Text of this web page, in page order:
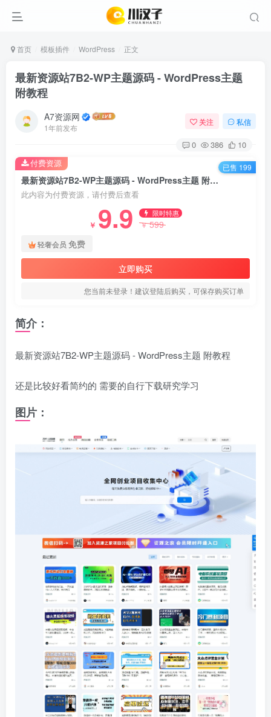
首页 模板插件 WordPress 正文
最新资源站7B2-WP主题源码 - WordPress主题
附教程
A7资源网
1年前发布
关注 私信
0 386 10
最新资源站7B2-WP主题源码 - WordPress主题 附教程
此内容为付费资源，请付费后查看
￥ 9.9 限时特惠
￥599
轻奢会员 免费
立即购买
您当前未登录！建议登陆后购买，可保存购买订单
付费资源 已售 199
简介：
最新资源站7B2-WP主题源码 - WordPress主题 附教程
还是比较好看简约的 需要的自行下载研究学习
图片：